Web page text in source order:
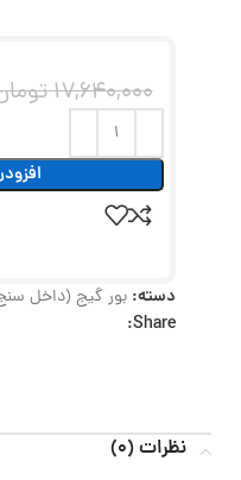
17,640,000
دسته: بور گیج (داخل
Share:
نظرات (0)